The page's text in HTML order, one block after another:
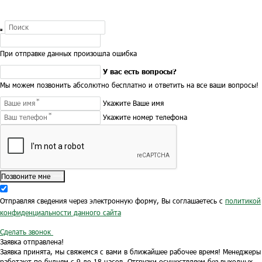
При отправке данных произошла ошибка
У вас есть вопросы?
Мы можем позвонить абсолютно бесплатно и ответить на все ваши вопросы!
Укажите Ваше имя
Укажите номер телефона
Позвоните мне
Отправляя сведения через электронную форму, Вы соглашаетесь с политикой
конфиденциальности данного сайта
Сделать звонок
Заявка отправлена!
Заявка принята, мы свяжемся с вами в ближайшее рабочее время! Менеджеры